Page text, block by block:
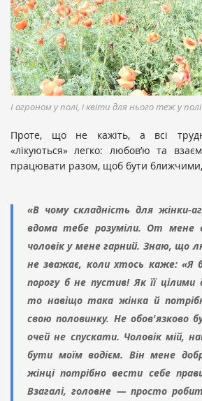
І агроном у полі, і квіти для нього теж у полі
Проте, що не кажіть, а всі
«лікуються» легко: любов’ю та
працювати разом, щоб бути
«В чому складність для жінки-
вдома тебе розуміли. От мене
чоловік у мене гарний. Знаю, що
не зважає, коли хтось каже: «Я
порогу б не пустив! Як її
то навіщо така жінка й
свою половинку. Не обов'язково
очей не спускати. Чоловік мій,
бути моїм водієм. Він мене
жінці потрібно вести себе
Взагалі, головне — просто